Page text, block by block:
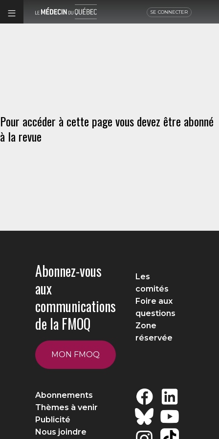
SE CONNECTER
Pour accéder à cette page vous devez être abonné
à la revue
Abonnez-vous
aux
communications
de la FMOQ
MON FMOQ
Les
comités
Foire aux
questions
Zone
réservée
Abonnements
Thèmes à venir
Publicité
Nous joindre